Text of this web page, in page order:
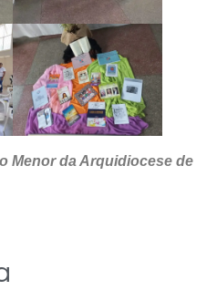
Menor da Arquidiocese de